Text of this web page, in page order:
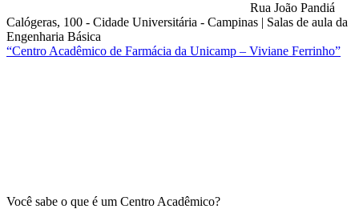
Rua João Pandiá
Calógeras, 100 - Cidade Universitária - Campinas | Salas de aula da
Engenharia Básica
“Centro Acadêmico de Farmácia da Unicamp – Viviane Ferrinho”
Você sabe o que é um Centro Acadêmico?